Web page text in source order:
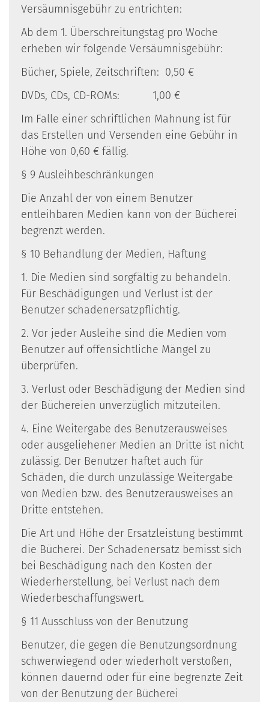
Versäumnisgebühr zu entrichten:
Ab dem 1. Überschreitungstag pro Woche
erheben wir folgende Versäumnisgebühr:
Bücher, Spiele, Zeitschriften: 0,50 €
DVDs, CDs, CD-ROMs: 1,00 €
Im Falle einer schriftlichen Mahnung ist für
das Erstellen und Versenden eine Gebühr in
Höhe von 0,60 € fällig.
§ 9 Ausleihbeschränkungen
Die Anzahl der von einem Benutzer
entleihbaren Medien kann von der Bücherei
begrenzt werden.
§ 10 Behandlung der Medien, Haftung
1. Die Medien sind sorgfältig zu behandeln.
Für Beschädigungen und Verlust ist der
Benutzer schadenersatzpflichtig.
2. Vor jeder Ausleihe sind die Medien vom
Benutzer auf offensichtliche Mängel zu
überprüfen.
3. Verlust oder Beschädigung der Medien sind
der Büchereien unverzüglich mitzuteilen.
4. Eine Weitergabe des Benutzerausweises
oder ausgeliehener Medien an Dritte ist nicht
zulässig. Der Benutzer haftet auch für
Schäden, die durch unzulässige Weitergabe
von Medien bzw. des Benutzerausweises an
Dritte entstehen.
Die Art und Höhe der Ersatzleistung bestimmt
die Bücherei. Der Schadenersatz bemisst sich
bei Beschädigung nach den Kosten der
Wiederherstellung, bei Verlust nach dem
Wiederbeschaffungswert.
§ 11 Ausschluss von der Benutzung
Benutzer, die gegen die Benutzungsordnung
schwerwiegend oder wiederholt verstoßen,
können dauernd oder für eine begrenzte Zeit
von der Benutzung der Bücherei